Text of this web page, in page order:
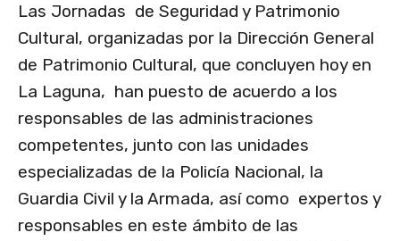
Las Jornadas de Seguridad y Patrimonio
Cultural, organizadas por la Dirección General
de Patrimonio Cultural, que concluyen hoy en
La Laguna, han puesto de acuerdo a los
responsables de las administraciones
competentes, junto con las unidades
especializadas de la Policía Nacional, la
Guardia Civil y la Armada, así como expertos y
responsables en este ámbito de las